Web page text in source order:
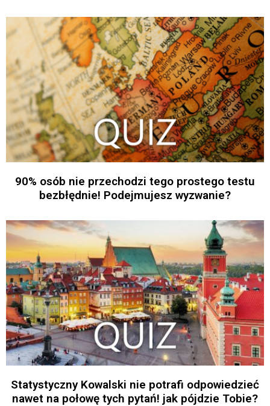
90% osób nie przechodzi tego prostego testu
bezbłędnie! Podejmujesz wyzwanie?
Statystyczny Kowalski nie potrafi odpowiedzieć
nawet na połowę tych pytań! jak pójdzie Tobie?